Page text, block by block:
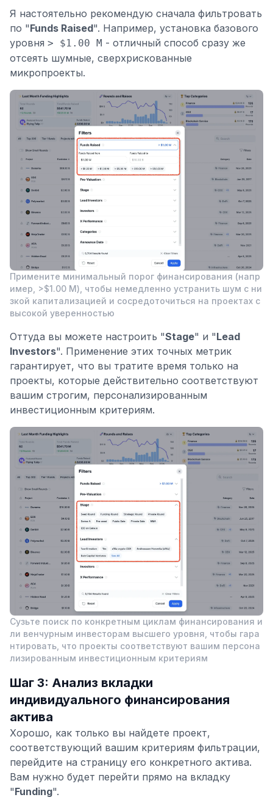
Я настоятельно рекомендую сначала фильтровать
по "Funds Raised". Например, установка базового
уровня > $1.00 M - отличный способ сразу же
отсеять шумные, сверхрискованные
микропроекты.
Примените минимальный порог финансирования (напр
имер, >$1.00 M), чтобы немедленно устранить шум с ни
зкой капитализацией и сосредоточиться на проектах с
высокой уверенностью
Оттуда вы можете настроить "Stage" и "Lead
Investors". Применение этих точных метрик
гарантирует, что вы тратите время только на
проекты, которые действительно соответствуют
вашим строгим, персонализированным
инвестиционным критериям.
Сузьте поиск по конкретным циклам финансирования и
ли венчурным инвесторам высшего уровня, чтобы гара
нтировать, что проекты соответствуют вашим персона
лизированным инвестиционным критериям
Шаг 3: Анализ вкладки
индивидуального финансирования
актива
Хорошо, как только вы найдете проект,
соответствующий вашим критериям фильтрации,
перейдите на страницу его конкретного актива.
Вам нужно будет перейти прямо на вкладку
"Funding".